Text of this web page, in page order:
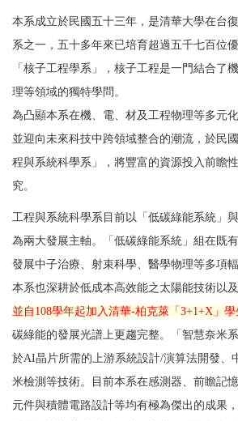
本系成立於民國五十三年，是清華大學在台
系之一，五十多年來已培育超過五千七百位
「核子工程學系」，核子工程是一門結合了
理等領域的獨特學問。
為凸顯本系在機、電、材及工程物理等多元
並迎向未來科技中跨領域整合的潮流，於民
程與系統科學系」，將豐富的資源投入前瞻
究。
工程與系統科學系目前以「低碳綠能系統」
為兩大發展主軸。「低碳綠能系統」組在既
發展中子治療、射束科學、醫學物理等多項
本系也深耕於低成本高效能之太陽能技術以
並自108學年起加入清華-柏克萊「3+1+X」
碳綠能的發展光譜上更趨完整。「智慧奈米
於AI晶片所需的上游系統設計/演算法開發、
米檢測等技術。目前本系在感測器、前瞻記
元件與積體電路設計等均有極為傑出的成果